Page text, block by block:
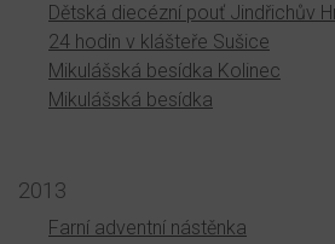
Dětská diecézní pouť Jindřichův
24 hodin v klášteře Sušice
Mikulášská besídka Kolinec
Mikulášská besídka
2013
Farní adventní nástěnka